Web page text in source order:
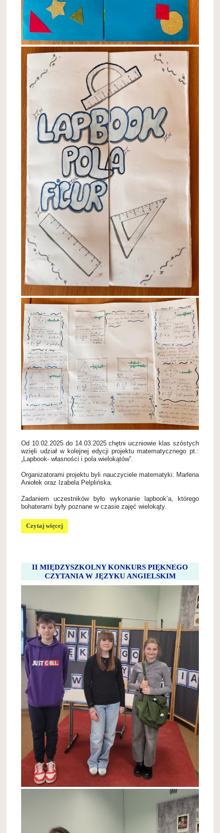
Od 10.02.2025 do 14.03.2025 chętni uczniowie klas szóstych
wzięli udział w kolejnej edycji projektu matematycznego pt.:
Lapbook- własności i pola wielokątów”.
Organizatorami projektu byli nauczyciele matematyki: Marlena
Aniołek oraz Izabela Pelplińska.
Zadaniem uczestników było wykonanie lapbook’a, którego
bohaterami były poznane w czasie zajęć wielokąty.
„Lapbook-
własności
Czytaj więcej
II MIĘDZYSZKOLNY KONKURS PIĘKNEGO
CZYTANIA W JĘZYKU ANGIELSKIM